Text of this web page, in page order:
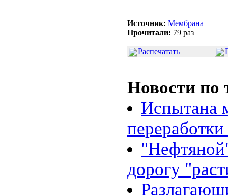
Источник: Мембрана
Прочитали: 79 раз
Распечатать
Новости по
Испытана
дорогу